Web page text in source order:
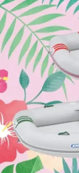
ス
キ
ッ
プ
る